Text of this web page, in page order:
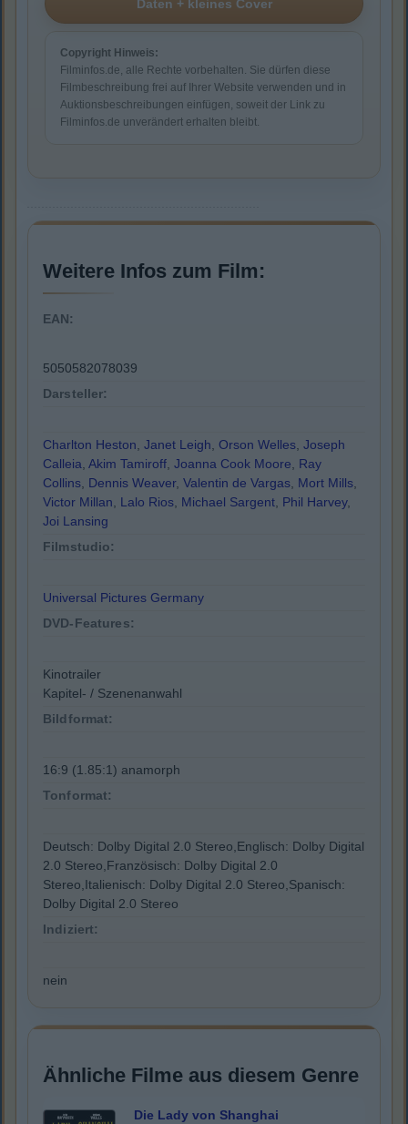
Copyright Hinweis:
Filminfos.de, alle Rechte vorbehalten. Sie dürfen diese
Filmbeschreibung frei auf Ihrer Website verwenden und in
Auktionsbeschreibungen einfügen, soweit der Link zu
Filminfos.de unverändert erhalten bleibt.
Weitere Infos zum Film:
EAN:
5050582078039
Darsteller:
Charlton Heston, Janet Leigh, Orson Welles, Joseph
Calleia, Akim Tamiroff, Joanna Cook Moore, Ray
Collins, Dennis Weaver, Valentin de Vargas, Mort Mills,
Victor Millan, Lalo Rios, Michael Sargent, Phil Harvey,
Joi Lansing
Filmstudio:
Universal Pictures Germany
DVD-Features:
Kinotrailer
Kapitel- / Szenenanwahl
Bildformat:
16:9 (1.85:1) anamorph
Tonformat:
Deutsch: Dolby Digital 2.0 Stereo,Englisch: Dolby Digital
2.0 Stereo,Französisch: Dolby Digital 2.0
Stereo,Italienisch: Dolby Digital 2.0 Stereo,Spanisch:
Dolby Digital 2.0 Stereo
Indiziert:
nein
Ähnliche Filme aus diesem Genre
Die Lady von Shanghai